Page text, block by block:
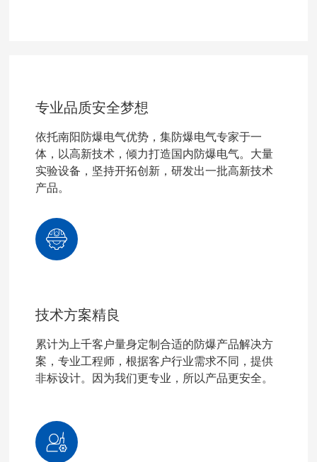
专业品质安全梦想
依托南阳防爆电气优势，集防爆电气专家于一
体，以高新技术，倾力打造国内防爆电气。大量
实验设备，坚持开拓创新，研发出一批高新技术
产品。
技术方案精良
累计为上千客户量身定制合适的防爆产品解决方
案，专业工程师，根据客户行业需求不同，提供
非标设计。因为我们更专业，所以产品更安全。